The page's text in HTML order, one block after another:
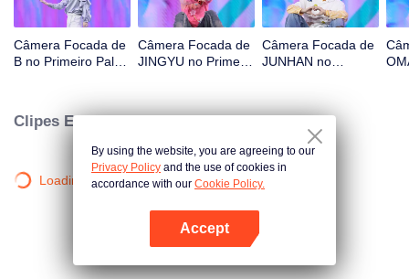
Abra o programa
Câmera Focada de
B no Primeiro Palco
Câmera Focada de
JINGYU no Primeiro
Câmera Focada de
JUNHAN no
Clipes Exclusivos
Loading…
By using the website, you are agreeing to our
Privacy Policy and the use of cookies in
accordance with our Cookie Policy.
Accept